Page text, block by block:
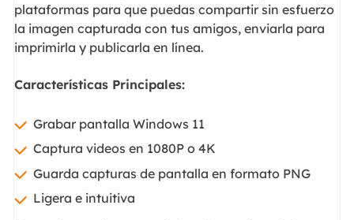
plataformas para que puedas compartir sin esfuerzo
la imagen capturada con tus amigos, enviarla para
imprimirla y publicarla en línea.
Características Principales:
Grabar pantalla Windows 11
Captura videos en 1080P o 4K
Guarda capturas de pantalla en formato PNG
Ligera e intuitiva